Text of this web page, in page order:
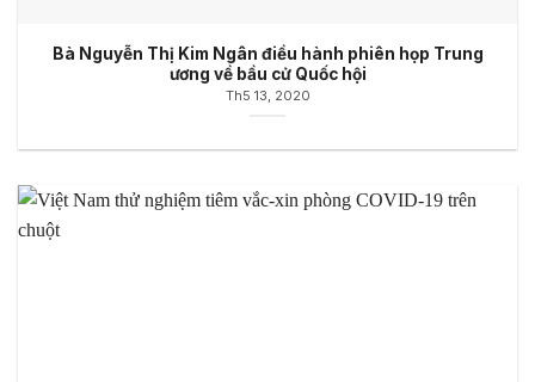
Bà Nguyễn Thị Kim Ngân điều hành phiên họp Trung
ương về bầu cử Quốc hội
Th5 13, 2020